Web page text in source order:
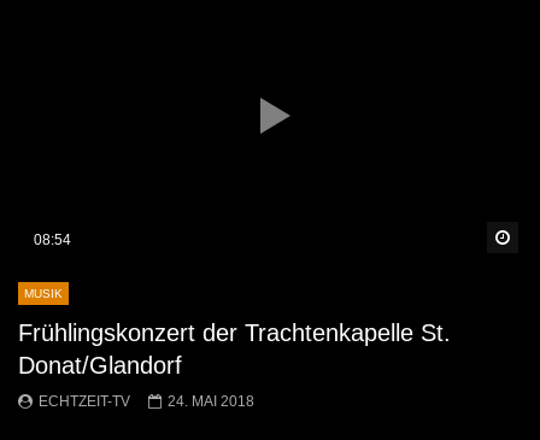
08:54
MUSIK
Frühlingskonzert der Trachtenkapelle St.
Donat/Glandorf
ECHTZEIT-TV 24. MAI 2018